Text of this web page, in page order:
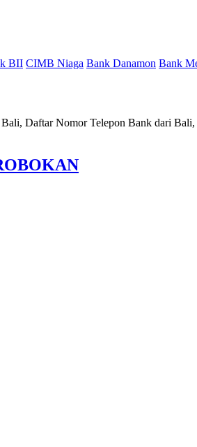
BII CIMB Niaga Bank Danamon Bank
Daftar Nomor Telepon Bank dari